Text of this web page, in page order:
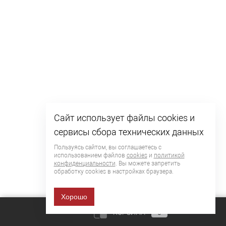
КОРЗИНА 0
Сайт использует файлы cookies и
сервисы сбора технических данных
Пользуясь сайтом, вы соглашаетесь с
использованием файлов cookiesи политикой
конфиденциальности. Вы можете запретить
обработку сookies в настройках браузера.
Хорошо